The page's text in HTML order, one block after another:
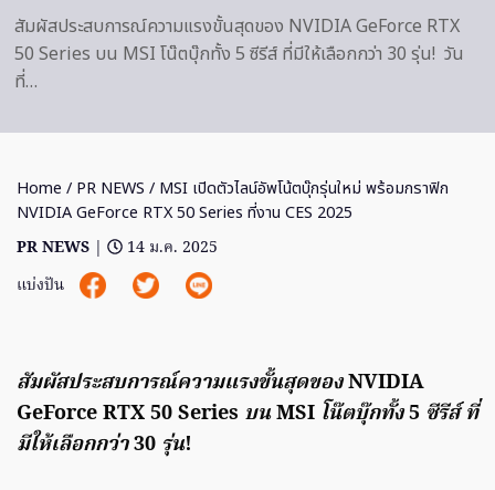
สัมผัสประสบการณ์ความแรงขั้นสุดของ NVIDIA GeForce RTX
50 Series บน MSI โน๊ตบุ๊กทั้ง 5 ซีรีส์ ที่มีให้เลือกกว่า 30 รุ่น! วัน
ที่…
Home / PR NEWS / MSI เปิดตัวไลน์อัพโน้ตบุ๊กรุ่นใหม่ พร้อมกราฟิก
NVIDIA GeForce RTX 50 Series ที่งาน CES 2025
PR NEWS |
14 ม.ค. 2025
แบ่งปัน
สัมผัสประสบการณ์ความแรงขั้นสุดของNVIDIA
GeForce RTX 50 Series บนMSI โน๊ตบุ๊กทั้ง5 ซีรีส์ ที่
มีให้เลือกกว่า30 รุ่น!